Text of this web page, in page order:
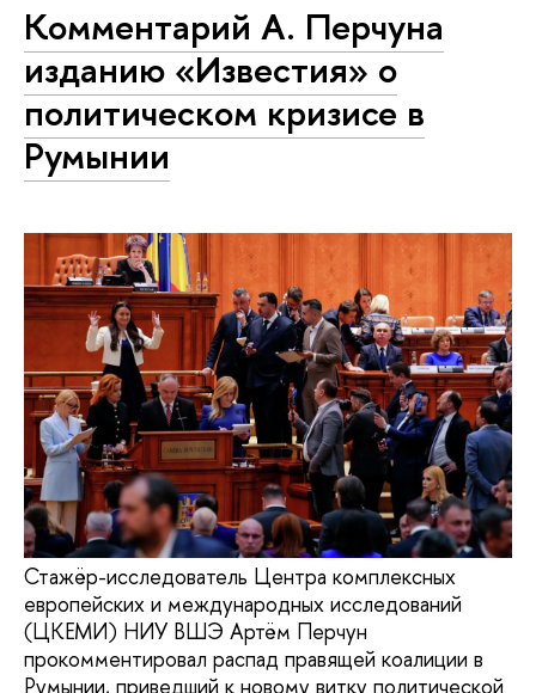
Комментарий А. Перчуна
изданию «Известия» о
политическом кризисе в
Румынии
Стажёр-исследователь Центра комплексных
европейских и международных исследований
(ЦКЕМИ) НИУ ВШЭ Артём Перчун
прокомментировал распад правящей коалиции в
Румынии, приведший к новому витку политической